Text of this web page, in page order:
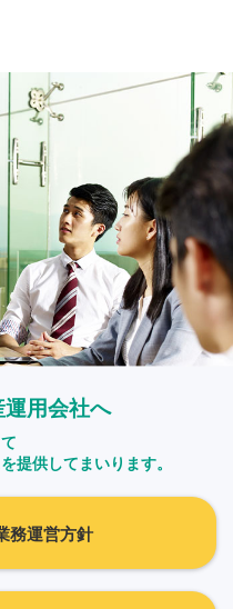
用会社へ
提供してまいります。
務運営方針